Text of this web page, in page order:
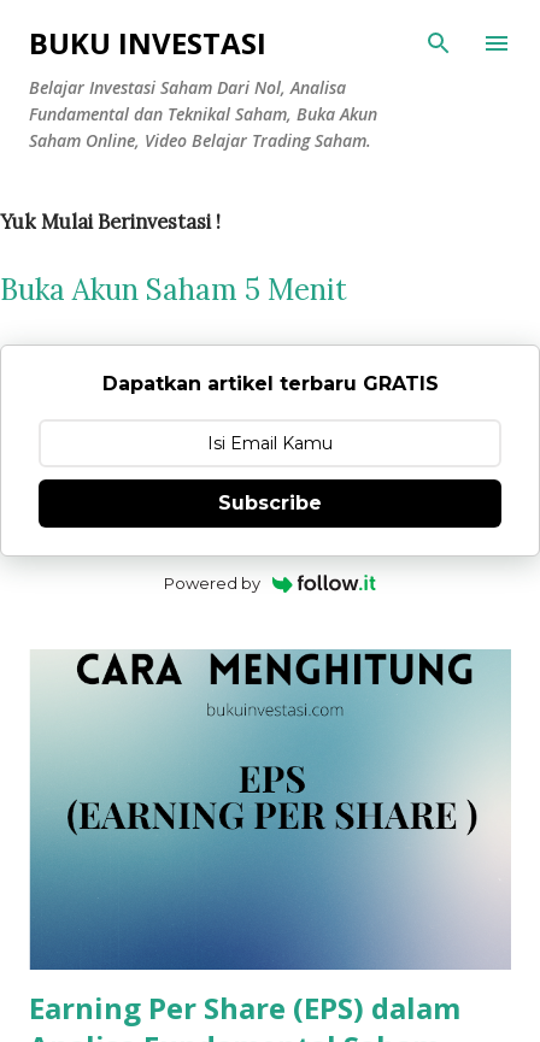
Langsung ke konten utama
BUKU INVESTASI
Belajar Investasi Saham Dari Nol, Analisa
Fundamental dan Teknikal Saham, Buka Akun
Saham Online, Video Belajar Trading Saham.
P
s
i
Yuk Mulai Berinvestasi !
Buka Akun Saham 5 Menit
Dapatkan artikel terbaru GRATIS
Subscribe
Powered by
Earning Per Share (EPS) dalam